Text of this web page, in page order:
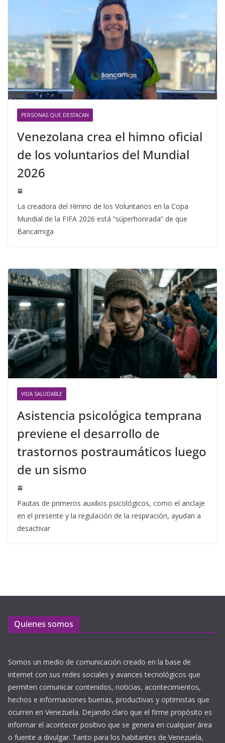
PERSONAS QUE DESTACAN
Venezolana crea el himno oficial
de los voluntarios del Mundial
2026
La creadora del Himno de los Voluntarios en la Copa
Mundial de la FIFA 2026 está “súperhonrada” de que
Bancamiga
VIDA SALUDABLE
Asistencia psicológica temprana
previene el desarrollo de
trastornos postraumáticos luego
de un sismo
Pautas de primeros auxilios psicológicos, como el anclaje
en el presente y la regulación de la respiración, ayudan a
desactivar
Quienes somos
Somos un medio de comunicación creado en la base de
internet con sus redes sociales y avances tecnológicos que
permiten comunicar contenidos, noticias, acontecimientos,
hechos e informaciones buenas, productivas y optimistas que
ocurren en Venezuela. Dejando claro que el firme propósito es
informar el acontecer positivo que se genera en cualquier área
o fuente a divulgar. Tanto para los habitantes de Venezuela,